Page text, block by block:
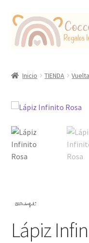
Ir
la
Ir
contenido
Inicio TIENDA
Lápiz